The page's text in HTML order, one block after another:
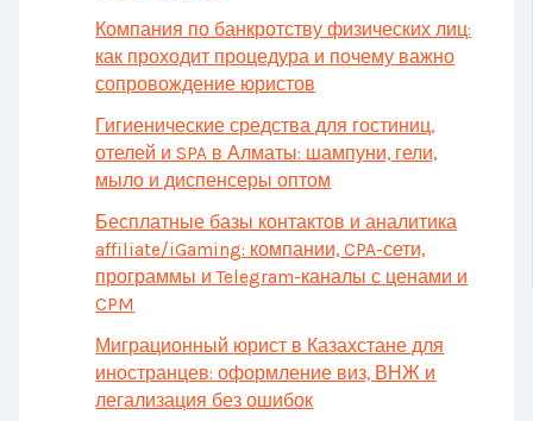
Компания по банкротству физических лиц:
как проходит процедура и почему важно
сопровождение юристов
Гигиенические средства для гостиниц,
отелей и SPA в Алматы: шампуни, гели,
мыло и диспенсеры оптом
Бесплатные базы контактов и аналитика
affiliate/iGaming: компании, CPA-сети,
программы и Telegram-каналы с ценами и
CPM
Миграционный юрист в Казахстане для
иностранцев: оформление виз, ВНЖ и
легализация без ошибок